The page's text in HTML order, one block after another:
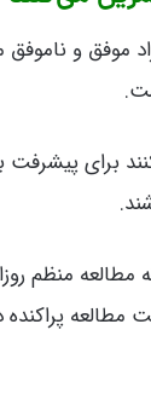
موفق و ناموفق
برای پیشرفت
۲۰ تا ۳۰ دقیقه مطالعه
پراکنده